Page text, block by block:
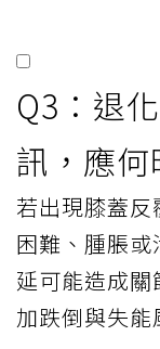
Q3：退
訊，應何
若出現膝蓋
困難、腫脹
延可能造成
加跌倒與失能